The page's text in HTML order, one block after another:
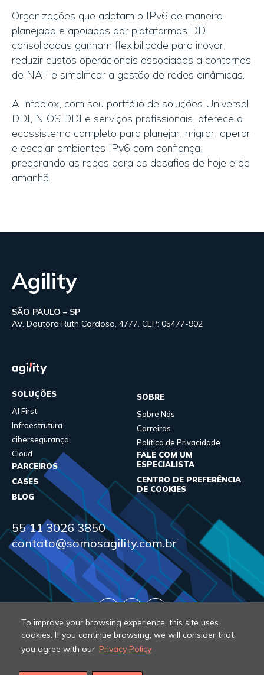
To improve your browsing experience, this site uses
cookies. If you continue browsing, we will consider that
you agree with our Privacy Policy
Organizações que adotam o IPv6 de maneira
planejada e apoiadas por plataformas DDI
consolidadas ganham flexibilidade para inovar,
reduzir custos operacionais associados a contornos
de NAT e simplificar a gestão de redes dinâmicas.
A Infoblox, com seu portfólio de soluções Universal
DDI, NIOS DDI e serviços profissionais, oferece o
ecossistema completo para planejar, migrar, operar
e escalar ambientes IPv6 com confiança,
preparando as redes para os desafios de hoje e de
amanhã.
Agility
SÃO PAULO – SP
AV. Doutora Ruth Cardoso, 4777. CEP: 05477-902
SOLUÇÕES
AI First
Infraestrutura
cibersegurança
Cloud
PARCEIROS
CASES
BLOG
SOBRE
Sobre Nós
Carreiras
Política de Privacidade
FALE COM UM
ESPECIALISTA
CENTRO DE PREFERÊNCIA
DE COOKIES
55 11 3026 3850
contato@somosagility.com.br